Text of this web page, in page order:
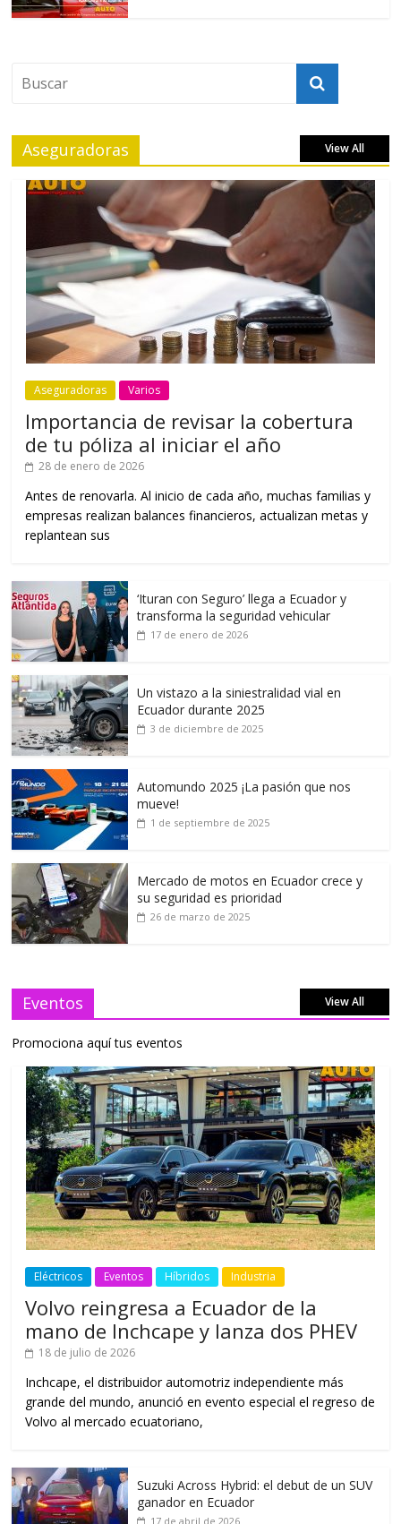
Aseguradoras View All
Aseguradoras Varios
Importancia de revisar la cobertura
de tu póliza al iniciar el año
28 de enero de 2026
Antes de renovarla. Al inicio de cada año, muchas familias y
empresas realizan balances financieros, actualizan metas y
replantean sus
‘Ituran con Seguro’ llega a Ecuador y
transforma la seguridad vehicular
17 de enero de 2026
Un vistazo a la siniestralidad vial en
Ecuador durante 2025
3 de diciembre de 2025
Automundo 2025 ¡La pasión que nos
mueve!
1 de septiembre de 2025
Mercado de motos en Ecuador crece y
su seguridad es prioridad
26 de marzo de 2025
Eventos View All
Promociona aquí tus eventos
Eléctricos Eventos Híbridos Industria
Volvo reingresa a Ecuador de la
mano de Inchcape y lanza dos PHEV
18 de julio de 2026
Inchcape, el distribuidor automotriz independiente más
grande del mundo, anunció en evento especial el regreso de
Volvo al mercado ecuatoriano,
Suzuki Across Hybrid: el debut de un SUV
ganador en Ecuador
17 de abril de 2026